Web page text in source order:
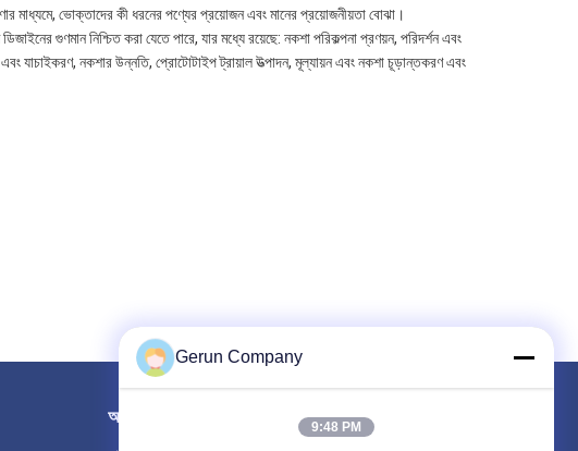
মাধ্যমে, ভোক্তাদের কী ধরনের পণ্যের প্রয়োজন এবং মানের প্রয়োজনীয়তা বোঝা।
গুণমান নিশ্চিত করা যেতে পারে, যার মধ্যে রয়েছে: নকশা পরিকল্পনা প্রণয়ন, পরিদর্শন এবং
এবং যাচাইকরণ, নকশার উন্নতি, প্রোটোটাইপ ট্রায়াল উত্পাদন, মূল্যায়ন এবং নকশা চূড়ান্তকরণ এবং
আমাদের মেইল ​​করুন
Gerun Company
9:48 PM